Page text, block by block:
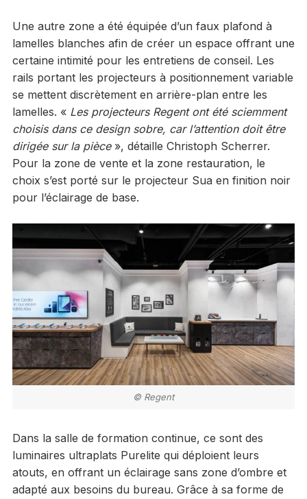
Une autre zone a été équipée d’un faux plafond à
lamelles blanches afin de créer un espace offrant une
certaine intimité pour les entretiens de conseil. Les
rails portant les projecteurs à positionnement variable
se mettent discrètement en arrière-plan entre les
lamelles. « Les projecteurs Regent ont été sciemment
choisis dans ce design sobre, car l’attention doit être
dirigée sur la pièce», détaille Christoph Scherrer.
Pour la zone de vente et la zone restauration, le
choix s’est porté sur le projecteur Sua en finition noir
pour l’éclairage de base.
© Regent
Dans la salle de formation continue, ce sont des
luminaires ultraplats Purelite qui déploient leurs
atouts, en offrant un éclairage sans zone d’ombre et
adapté aux besoins du bureau. Grâce à sa forme de